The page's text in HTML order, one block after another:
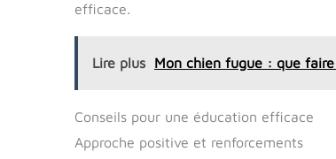
efficace.
Lire plus Mon chien fugue : que
Conseils pour une éducation efficace
Approche positive et renforcements